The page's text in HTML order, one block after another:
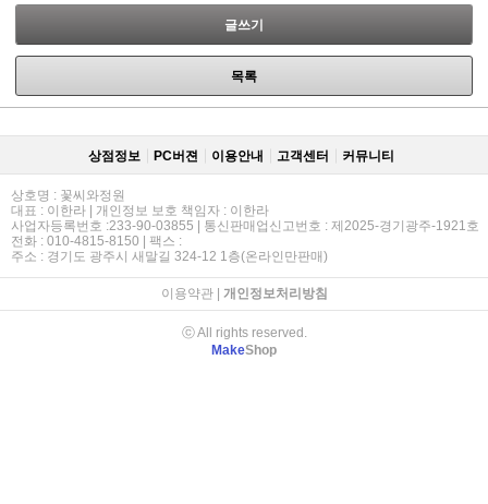
글쓰기
목록
상점정보 PC버젼 이용안내 고객센터 커뮤니티
상호명 : 꽃씨와정원
대표 : 이한라 | 개인정보 보호 책임자 : 이한라
사업자등록번호 :233-90-03855 | 통신판매업신고번호 : 제2025-경기광주-1921호
전화 : 010-4815-8150 | 팩스 :
주소 : 경기도 광주시 새말길 324-12 1층(온라인만판매)
이용약관| 개인정보처리방침
ⓒ All rights reserved.
MakeShop